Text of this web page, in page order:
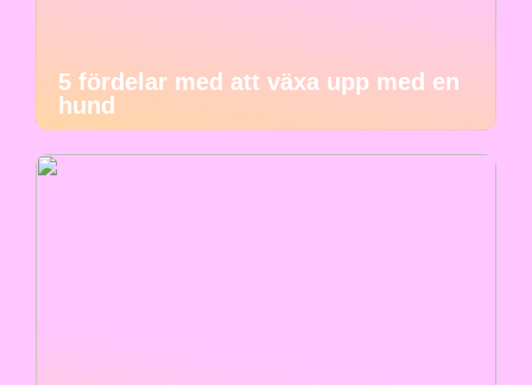
5 fördelar med att växa upp med en
hund